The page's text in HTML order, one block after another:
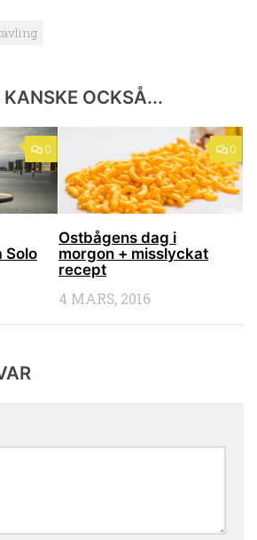
OCKSÅ...
0
Solo
0
Ostbågens dag i
morgon + misslyckat
recept
4 MARS, 2016